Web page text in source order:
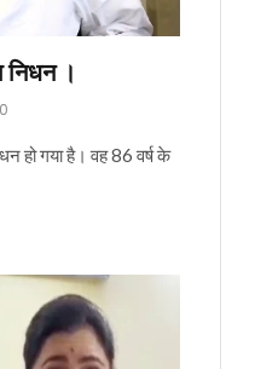
निधन ।
0
हो गया है। वह 86 वर्ष के